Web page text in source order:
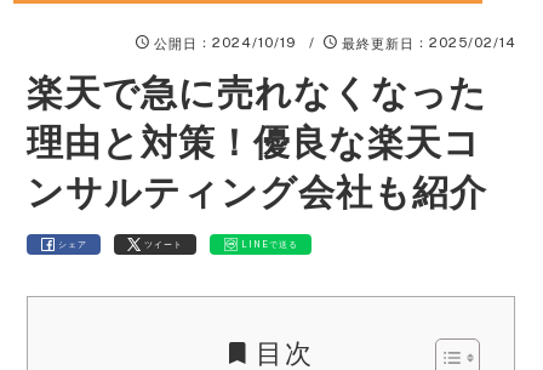
公開日 ：2024/10/19 / 最終更新日 ：2025/02/14
楽天で急に売れなくなった
理由と対策！優良な楽天コ
ンサルティング会社も紹介
シェア ツイート LINEで送る
目次